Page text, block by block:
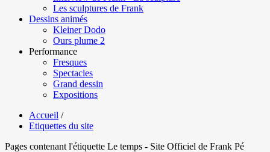
Les sculptures de Frank
Dessins animés
Kleiner Dodo
Ours plume 2
Performance
Fresques
Spectacles
Grand dessin
Expositions
Accueil /
Etiquettes du site
Pages contenant l'étiquette Le temps - Site Officiel de Frank Pé